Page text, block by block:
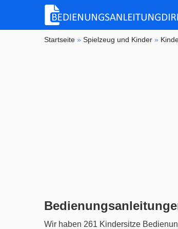
Startseite »Spielzeug und Kinder »
Wir haben 261 Kindersitze